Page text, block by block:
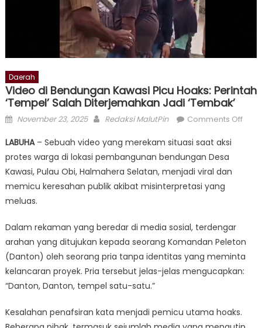
Daerah
Video di Bendungan Kawasi Picu Hoaks: Perintah
‘Tempel’ Salah Diterjemahkan Jadi ‘Tembak’
Posted
November 23, 2025 Author
Redaksi MalutPin Comments Offon
LABUHA– Sebuah video yang merekam situasi saat aksi
protes warga di lokasi pembangunan bendungan Desa
Kawasi, Pulau Obi, Halmahera Selatan, menjadi viral dan
memicu keresahan publik akibat misinterpretasi yang
meluas.
Dalam rekaman yang beredar di media sosial, terdengar
arahan yang ditujukan kepada seorang Komandan Peleton
(Danton) oleh seorang pria tanpa identitas yang meminta
kelancaran proyek. Pria tersebut jelas-jelas mengucapkan:
“Danton, Danton, tempel satu-satu.”
Kesalahan penafsiran kata menjadi pemicu utama hoaks.